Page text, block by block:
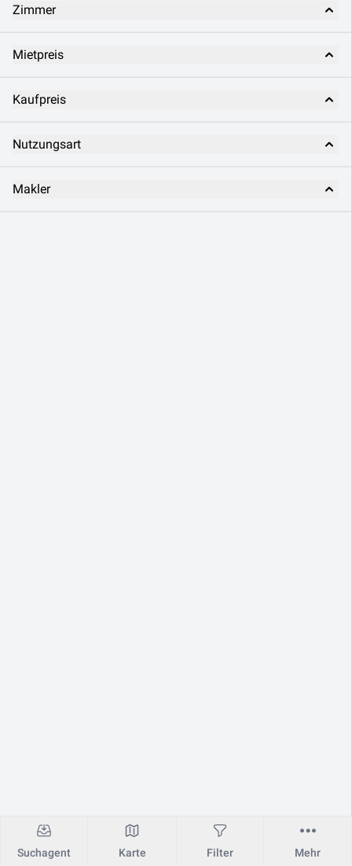
Zimmer
Mietpreis
Kaufpreis
Nutzungsart
Makler
Suchagent Karte Filter Mehr